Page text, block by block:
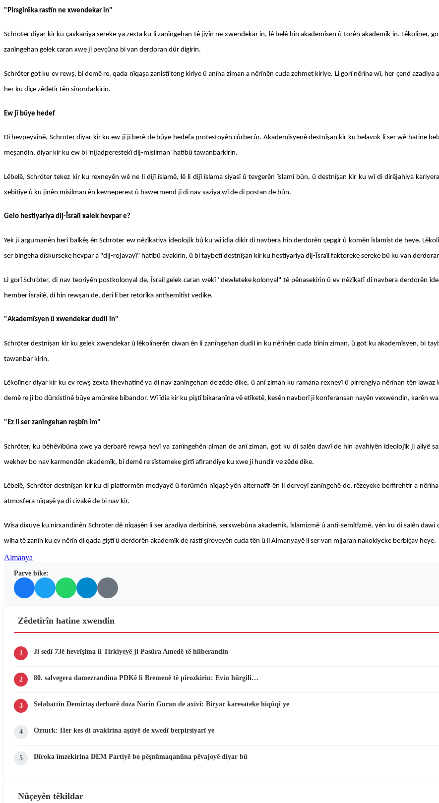
"Pirsgirêka rastîn ne xwendekar in"
Schröter diyar kir ku çavkaniya sereke ya zexta ku li zanîngehan tê jiyîn ne xwendekar in, lê belê hin akademîsen û torên akademîk in.
zanîngehan gelek caran xwe ji pevçûna bi van derdoran dûr digirin.
Schröter got ku ev rewş, bi demê re, qada nîqaşa zanistî teng kiriye û anîna ziman a nêrînên cuda zehmet kiriye. Li gorî nêrîna wî, her çend
her ku diçe zêdetir tên sînordarkirin.
Ew jî bûye hedef
Di hevpeyvînê, Schröter diyar kir ku ew jî ji berê de bûye hedefa protestoyên cûrbecûr. Akademîsyenê destnîşan kir ku belavok li ser wê hatine
meşandin, diyar kir ku ew bi 'nijadperestekî dij-misilman' hatibû tawanbarkirin.
Lêbelê, Schröter tekez kir ku rexneyên wê ne li dijî îslamê, lê li dijî îslama siyasî û tevgerên îslamî bûn, û destnîşan kir ku wî di dirêjahiya
xebitîye û ku jinên misilman ên kevneperest û bawermend jî di nav saziya wî de di postan de bûn.
Gelo hestiyariya dij-Îsraîl xalek hevpar e?
Yek ji argumanên herî balkêş ên Schröter ew nêzîkatiya îdeolojîk bû ku wî îdia dikir di navbera hin derdorên çepgir û komên îslamîst de heye.
ser bingeha dîskurseke hevpar a "dij-rojavayî" hatibû avakirin, û bi taybetî destnîşan kir ku hestiyariya dij-Îsraîl faktoreke sereke bû ku van
Li gorî Schröter, di nav teoriyên postkolonyal de, Îsraîl gelek caran wekî "dewleteke kolonyal" tê pênasekirin û ev nêzîkatî di navbera derdorên
hember Îsraîlê, di hin rewşan de, derî li ber retorîka antîsemîtîst vedike.
"Akademîsyen û xwendekar dudil in"
Schröter destnîşan kir ku gelek xwendekar û lêkolînerên ciwan ên li zanîngehan dudil in ku nêrînên cuda bînin ziman, û got ku akademîsyen, bi
tawanbar kirin.
Lêkolîner diyar kir ku ev rewş zexta lihevhatinê ya di nav zanîngehan de zêde dike, û anî ziman ku ramana rexneyî û pirrengiya nêrînan tên
demê re ji bo dûrxistinê bûye amûreke bibandor. Wî îdia kir ku piştî bikaranîna vê etîketê, kesên navborî ji konferansan nayên vexwendin, karên
"Ez li ser zanîngehan reşbîn im"
Schröter, ku bêhêvîbûna xwe ya derbarê rewşa heyî ya zanîngehên alman de anî ziman, got ku di salên dawî de hin avahiyên îdeolojîk ji aliyê
wekhev bo nav karmendên akademîk, bi demê re sîstemeke girtî afirandiye ku xwe ji hundir ve zêde dike.
Lêbelê, Schröter destnîşan kir ku di platformên medyayê û forûmên nîqaşê yên alternatîf ên li derveyî zanîngehê de, rêzeyeke berfirehtir a
atmosfera nîqaşê ya di civakê de bi nav kir.
Wisa dixuye ku nirxandinên Schröter dê nîqaşên li ser azadiya derbirînê, serxwebûna akademîk, îslamîzmê û antî-semîtîzmê, yên ku di salên
wiha tê zanîn ku ev nêrîn di qada giştî û derdorên akademîk de rastî şîroveyên cuda tên û li Almanyayê li ser van mijaran nakokiyeke berbiçav heye.
Almanya
Parve bike:
Zêdetirîn hatine xwendin
1 Ji sedî 73ê hevrîşima li Tirkiyeyê ji Pasûra Amedê tê hilberandin
2 80. salvegera damezrandina PDKê li Bremenê tê pîrozkirin: Evin hûrgilî…
3 Selahattîn Demîrtaş derbarê doza Narîn Guran de axivî: Biryar karesateke hiqûqî ye
4 Ozturk: Her kes di avakirina aştiyê de xwedî berpirsiyarî ye
5 Dîroka îmzekirina DEM Partiyê bo pêşnûmaqanûna pêvajoyê diyar bû
Nûçeyên têkildar